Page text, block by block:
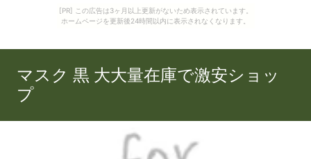
[PR] この広告は3ヶ月以上更新がないため表示されています。
ホームページを更新後24時間以内に表示されなくなります。
マスク 黒 大大量在庫で激安ショッ
プ